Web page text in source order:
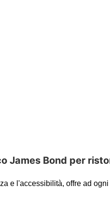
e l'accessibilità, offre ad